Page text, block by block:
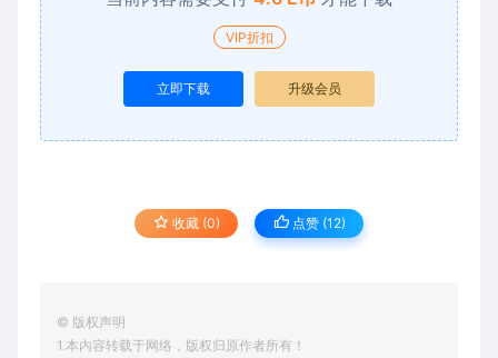
VIP折扣
立即下载 升级会员
收藏 (0) 点赞 (12)
© 版权声明
1.本内容转载于网络，版权归原作者所有！